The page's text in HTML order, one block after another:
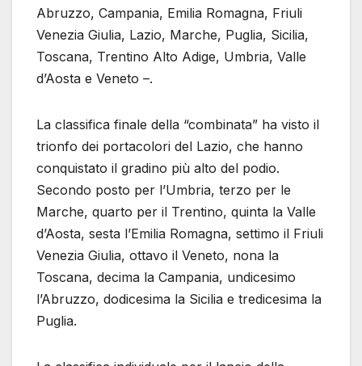
Abruzzo, Campania, Emilia Romagna, Friuli
Venezia Giulia, Lazio, Marche, Puglia, Sicilia,
Toscana, Trentino Alto Adige, Umbria, Valle
d’Aosta e Veneto –.
La classifica finale della “combinata” ha visto il
trionfo dei portacolori del Lazio, che hanno
conquistato il gradino più alto del podio.
Secondo posto per l’Umbria, terzo per le
Marche, quarto per il Trentino, quinta la Valle
d’Aosta, sesta l’Emilia Romagna, settimo il Friuli
Venezia Giulia, ottavo il Veneto, nona la
Toscana, decima la Campania, undicesimo
l’Abruzzo, dodicesima la Sicilia e tredicesima la
Puglia.